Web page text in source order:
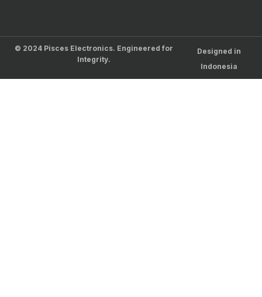
© 2024 Pisces Electronics. Engineered for
Integrity.
Designed in
Indonesia